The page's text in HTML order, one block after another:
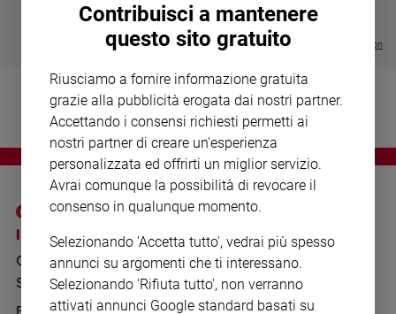
giorno
Santo
giorno
Società
e
valori
Ambiente
- VOL DA 1 AL 5
€ 64,50
Visualizza tutte le collection
I SITI SAN PAOLO
GRUPPO EDITORIALE
SAN PAOLO
NOTE LEGALI
PRIVACY POLICY
INFORMATIVA
Contribuisci a mantenere
questo sito gratuito
Riusciamo a fornire informazione gratuita
grazie alla pubblicità erogata dai nostri partner.
Accettando i consensi richiesti permetti ai
nostri partner di creare un'esperienza
personalizzata ed offrirti un miglior servizio.
Avrai comunque la possibilità di revocare il
consenso in qualunque momento.
Selezionando 'Accetta tutto', vedrai più spesso
annunci su argomenti che ti interessano.
Selezionando 'Rifiuta tutto', non verranno
attivati annunci Google standard basati su